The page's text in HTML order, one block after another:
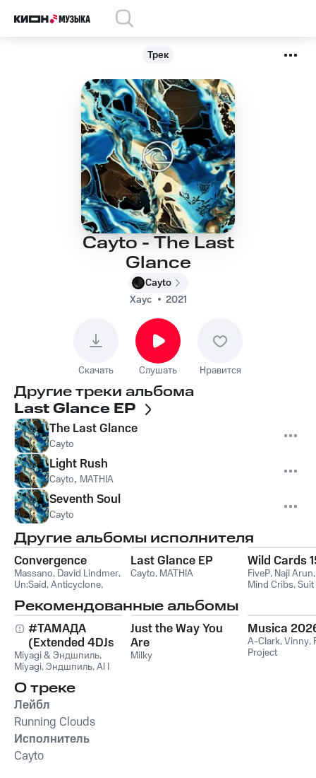
Трек
Cayto - The Last
Glance
Cayto
Хаус
2021
Скачать Слушать Нравится
Другие треки альбома
Last Glance EP
The Last Glance
Cayto
Light Rush
Cayto, MATHIA
Seventh Soul
Cayto
Другие альбомы исполнителя
Convergence
Massano, David Lindmer,
Un:Said,Anticyclone,
Last Glance EP
Cayto, MATHIA
Wild Cards
FiveP, Naji Arun
Mind Cribs,Suit
Рекомендованные альбомы
#ТАМАДА
(Extended 4DJs
Pack)
Miyagi & Эндшпиль,
Miyagi,Эндшпиль,Al I
Just the Way You
Are
Milky
Musica
A-Clark,Vinny,
Project
О треке
Лейбл
Running Clouds
Исполнитель
Cayto